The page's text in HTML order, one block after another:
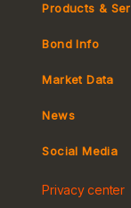
Tax
Products &
MeBond
e-bookbuilding
Bond Info
Market Data
Yield Curve
News
Social Media
Privacy center